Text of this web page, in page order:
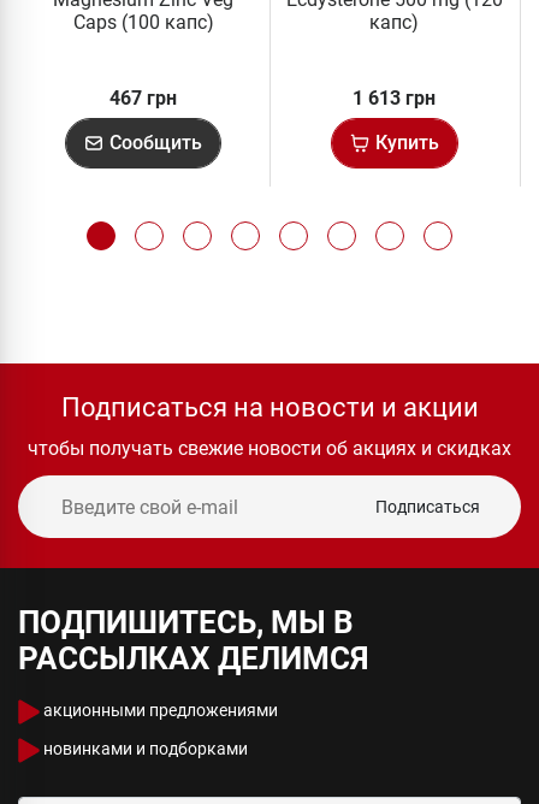
Caps (100 капс)
467 грн
Сообщить
капс)
1 613 грн
Купить
Подписаться на новости и акции
чтобы получать свежие новости об акциях и скидках
Подписаться
ПОДПИШИТЕСЬ, МЫ В
РАССЫЛКАХ ДЕЛИМСЯ
акционными предложениями
новинками и подборками